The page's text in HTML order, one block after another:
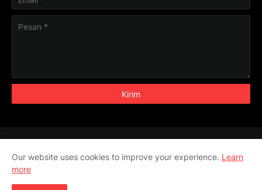
Trigonometri
Our website uses cookies to improve your experience. Learn
more